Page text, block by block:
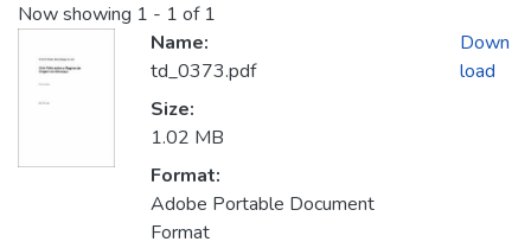
Now showing 1 - 1 of 1
Name:
td_0373.pdf
Size:
1.02 MB
Format:
Adobe Portable Document
Format
Down
load